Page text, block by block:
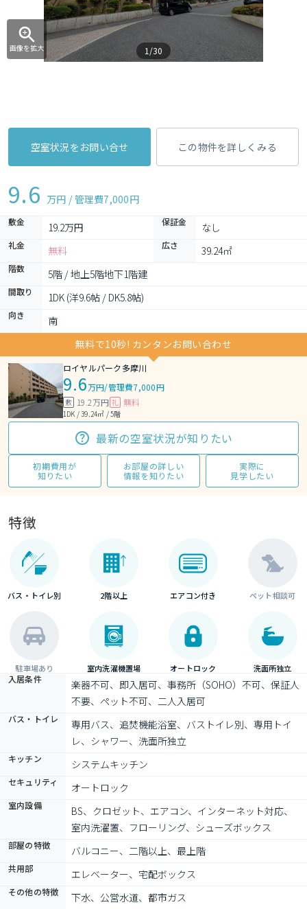
画像を拡大 1/30
空室状況をお問い合せ この物件を詳しくみる
9.6 万円 / 管理費7,000円
敷金 19.2万円 保証金 なし
礼金 無料 広さ 39.24㎡
階数 5階 / 地上5階地下1階建
間取り 1DK (洋9.6帖 / DK5.8帖)
向き
南
無料で10秒! カンタンお問い合わせ
ロイヤルパーク多摩川
9.6万円/管理費7,000円
敷 19.2万円 礼 無料
1DK / 39.24㎡ / 5階
最新の空室状況が知りたい
初期費用が
知りたい
お部屋の詳しい
情報を知りたい
実際に
見学したい
特徴
バス・トイレ別 2階以上 エアコン付き ペット相談可
駐車場あり 室内洗濯機置場 オートロック 洗面所独立
入居条件
楽器不可、即入居可、事務所（SOHO）不可、保証人
不要、ペット不可、二人入居可
バス・トイレ
専用バス、追焚機能浴室、バストイレ別、専用トイ
レ、シャワー、洗面所独立
キッチン システムキッチン
セキュリティ オートロック
室内設備
BS、クロゼット、エアコン、インターネット対応、
室内洗濯置、フローリング、シューズボックス
部屋の特徴 バルコニー、二階以上、最上階
共用部 エレベーター、宅配ボックス
その他の特徴 下水、公営水道、都市ガス